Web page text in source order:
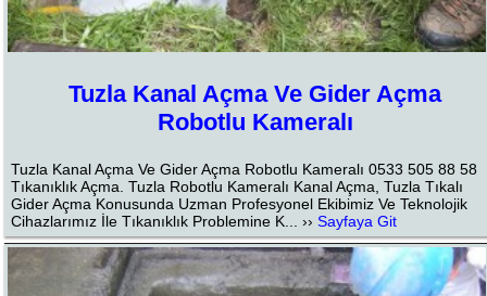
Tuzla Kanal Açma Ve Gider Açma
Robotlu Kameralı
Tuzla Kanal Açma Ve Gider Açma Robotlu Kameralı 0533 505 88 58
Tıkanıklık Açma. Tuzla Robotlu Kameralı Kanal Açma, Tuzla Tıkalı
Gider Açma Konusunda Uzman Profesyonel Ekibimiz Ve Teknolojik
Cihazlarımız İle Tıkanıklık Problemine K... ››Sayfaya Git